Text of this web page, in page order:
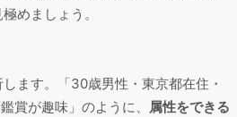
めましょう。
ます。「30歳男性・東京都在住・
賞が趣味」のように、
属性をできる